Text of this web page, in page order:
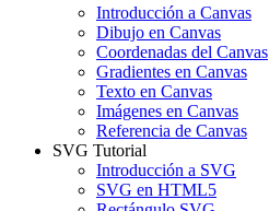
Introducción a Canvas
Dibujo en Canvas
Coordenadas del Canvas
Gradientes en Canvas
Texto en Canvas
Imágenes en Canvas
Referencia de Canvas
SVG Tutorial
Introducción a SVG
SVG en HTML5